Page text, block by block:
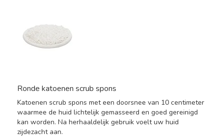
Ronde katoenen scrub spons
Katoenen scrub spons met een doorsnee van 10 centimeter
waarmee de huid lichtelijk gemasseerd en goed gereinigd
kan worden. Na herhaaldelijk gebruik voelt uw huid
zijdezacht aan.